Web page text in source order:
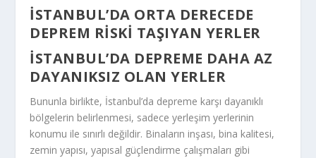
İSTANBUL’DA ORTA DERECEDE
DEPREM RISKI TAŞIYAN YERLER
İSTANBUL’DA DEPREME DAHA AZ
DAYANIKSIZ OLAN YERLER
Bununla birlikte, İstanbul’da depreme karşı dayanıklı
bölgelerin belirlenmesi, sadece yerleşim yerlerinin
konumu ile sınırlı değildir. Binaların inşası, bina kalitesi,
zemin yapısı, yapısal güçlendirme çalışmaları gibi